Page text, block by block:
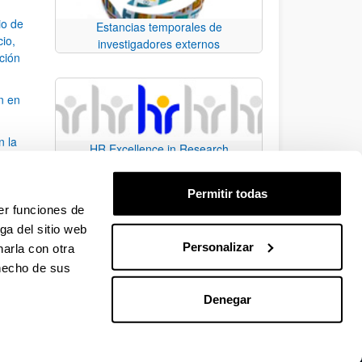
funciones de
del sitio web
con otra
de sus
Permitir todas
Personalizar
Denegar
de
en
la
desplazarse.
Estancias temporales de
investigadores externos
HR Excellence in Research